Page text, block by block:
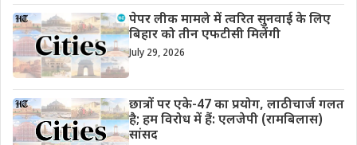
पेपर लीक मामले में त्वरित सुनवाई के लिए
बिहार को तीन एफटीसी मिलेंगी
July 29, 2026
छात्रों पर एके-47 का प्रयोग, लाठीचार्ज गलत
है; हम विरोध में हैं: एलजेपी (रामबिलास)
सांसद